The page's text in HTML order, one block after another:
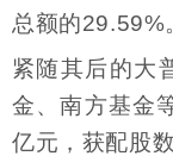
总额的29.59%
紧随其后的大
金、南方基金
亿元，获配股